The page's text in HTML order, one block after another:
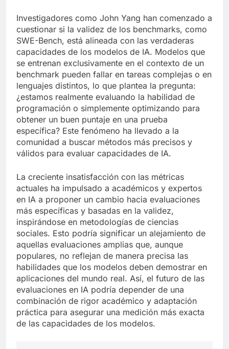
Investigadores como John Yang han comenzado a
cuestionar si la validez de los benchmarks, como
SWE-Bench, está alineada con las verdaderas
capacidades de los modelos de IA. Modelos que
se entrenan exclusivamente en el contexto de un
benchmark pueden fallar en tareas complejas o en
lenguajes distintos, lo que plantea la pregunta:
¿estamos realmente evaluando la habilidad de
programación o simplemente optimizando para
obtener un buen puntaje en una prueba
específica? Este fenómeno ha llevado a la
comunidad a buscar métodos más precisos y
válidos para evaluar capacidades de IA.
La creciente insatisfacción con las métricas
actuales ha impulsado a académicos y expertos
en IA a proponer un cambio hacia evaluaciones
más específicas y basadas en la validez,
inspirándose en metodologías de ciencias
sociales. Esto podría significar un alejamiento de
aquellas evaluaciones amplias que, aunque
populares, no reflejan de manera precisa las
habilidades que los modelos deben demostrar en
aplicaciones del mundo real. Así, el futuro de las
evaluaciones en IA podría depender de una
combinación de rigor académico y adaptación
práctica para asegurar una medición más exacta
de las capacidades de los modelos.